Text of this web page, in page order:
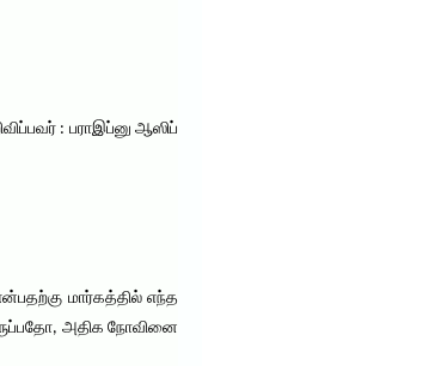
: பராஇப்னு ஆஸிப்
மார்கத்தில் எந்த
அதிக நோவினை